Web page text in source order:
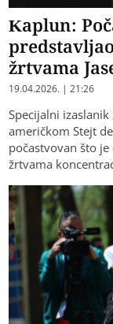
Kaplun:
žrtvama
19.04.2026. | 21:26
Specijalni
američkom Stejt
počastvovan što
žrtvama